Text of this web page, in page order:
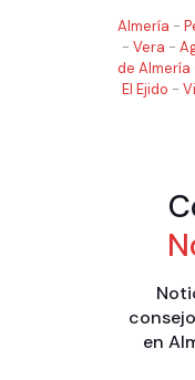
Almería -
- Vera -
de Almería
El Ejido -
en